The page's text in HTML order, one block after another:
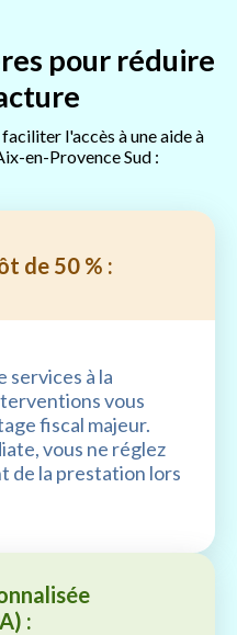
pour réduire
l'accès à une aide à
en-Provence Sud :
de 50 % :
services à la
vous
fiscal majeur.
vous ne réglez
de la prestation lors
: